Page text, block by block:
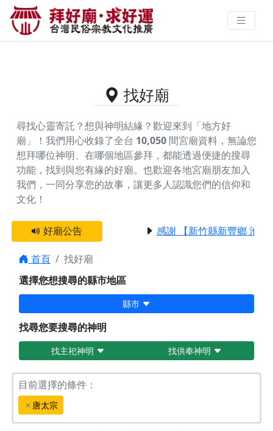
供奉唐太宗的好廟資料｜拜好廟求
好運 找到與您有緣的信仰
找好廟
尋找心靈寄託？想與神明結緣？歡迎來到「地方好
廟」！我們用心收錄了全台 10,050 間宮廟資料，無論您
想拜哪位神明、在哪個地區參拜，都能透過便捷的搜尋
功能，找到與您有緣的好廟。 也歡迎各地宮廟朋友加入
我們，一同分享您的故事，讓更多人認識您們的信仰和
文化！
好廟公告 感謝 【新竹縣新豐鄉 池和
首頁
找好廟
選擇您想搜尋的縣市地區
縣市
找尋您要搜尋的神明
找主祀神明 找供奉神明
目前選擇的條件：
唐太宗